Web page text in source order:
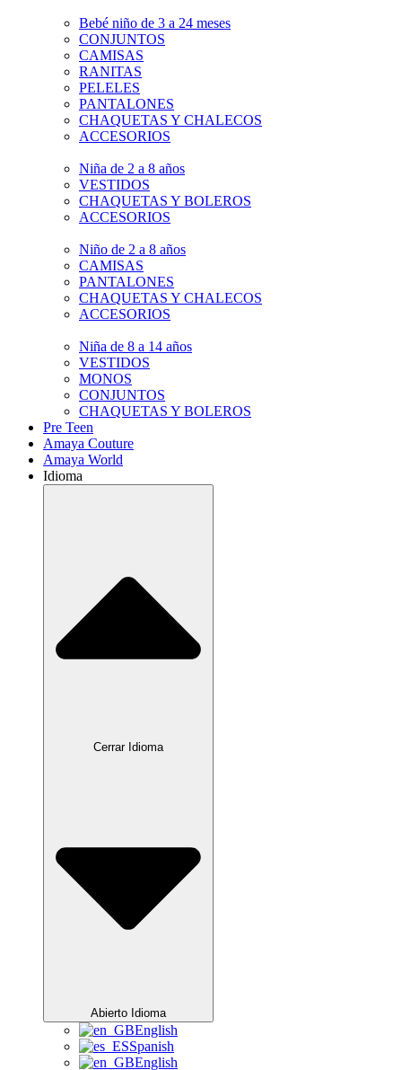
Bebé niño de 3 a 24 meses
CONJUNTOS
CAMISAS
RANITAS
PELELES
PANTALONES
CHAQUETAS Y CHALECOS
ACCESORIOS
Niña de 2 a 8 años
VESTIDOS
CHAQUETAS Y BOLEROS
ACCESORIOS
Niño de 2 a 8 años
CAMISAS
PANTALONES
CHAQUETAS Y CHALECOS
ACCESORIOS
Niña de 8 a 14 años
VESTIDOS
MONOS
CONJUNTOS
CHAQUETAS Y BOLEROS
Pre Teen
Amaya Couture
Amaya World
Idioma
Cerrar Idioma
Abierto Idioma
English
Spanish
English